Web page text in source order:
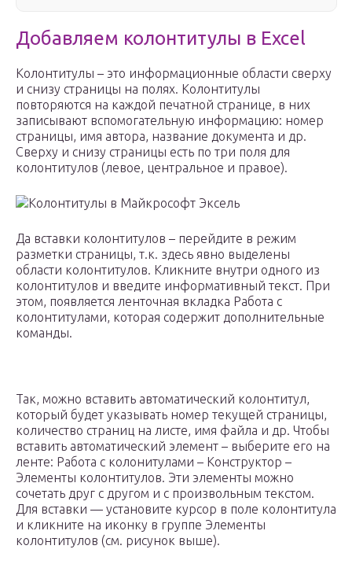
Добавляем колонтитулы в Excel
Колонтитулы – это информационные области сверху
и снизу страницы на полях. Колонтитулы
повторяются на каждой печатной странице, в них
записывают вспомогательную информацию: номер
страницы, имя автора, название документа и др.
Сверху и снизу страницы есть по три поля для
колонтитулов (левое, центральное и правое).
Колонтитулы в Майкрософт Эксель
Да вставки колонтитулов – перейдите в режим
разметки страницы, т.к. здесь явно выделены
области колонтитулов. Кликните внутри одного из
колонтитулов и введите информативный текст. При
этом, появляется ленточная вкладка Работа с
колонтитулами, которая содержит дополнительные
команды.
Так, можно вставить автоматический колонтитул,
который будет указывать номер текущей страницы,
количество страниц на листе, имя файла и др. Чтобы
вставить автоматический элемент – выберите его на
ленте: Работа с колонитулами – Конструктор –
Элементы колонтитулов. Эти элементы можно
сочетать друг с другом и с произвольным текстом.
Для вставки — установите курсор в поле колонтитула
и кликните на иконку в группе Элементы
колонтитулов (см. рисунок выше).